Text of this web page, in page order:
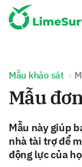
Mẫu khảo sát
Mẫu
Mẫu này giúp
nhà tài trợ để
động lực của